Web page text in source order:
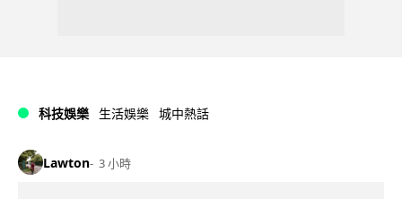
科技娛樂 生活娛樂 城中熱話
Lawton 3 小時